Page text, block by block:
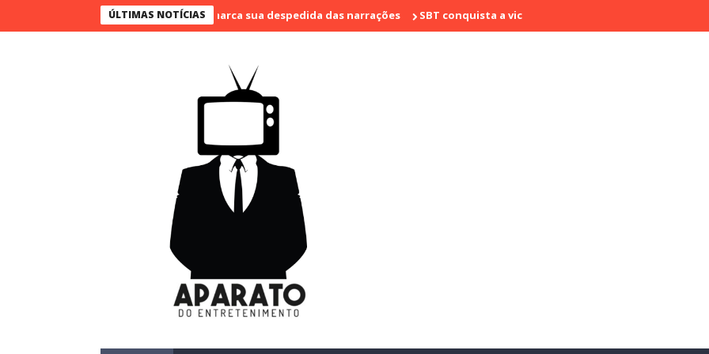
ÚLTIMAS NOTÍCIAS
Bueno narra o último jogo e marca sua despedida das narrações SBT conquista a vice liderança com "Bake Off Brasil" e "SBT